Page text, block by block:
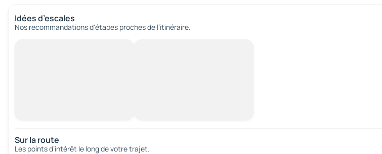
Idées d’escales
Nos recommandations d'étapes proches de l’itinéraire.
Sur la route
Les points d’intérêt le long de votre trajet.